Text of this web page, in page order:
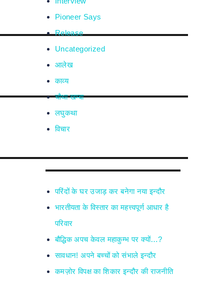
Pioneer Says
Release
Uncategorized
आलेख
काव्य
चौथा खम्बा
लघुकथा
विचार
परिंदों के घर उजाड़ कर बनेगा नया इन्दौर
भारतीयता के विस्तार का महत्त्वपूर्ण आधार है
परिवार
बौद्धिक अपच केवल महाकुम्भ पर क्यों…?
सावधान! अपने बच्चों को संभाले इन्दौर
कमज़ोर विपक्ष का शिकार इन्दौर की राजनीति